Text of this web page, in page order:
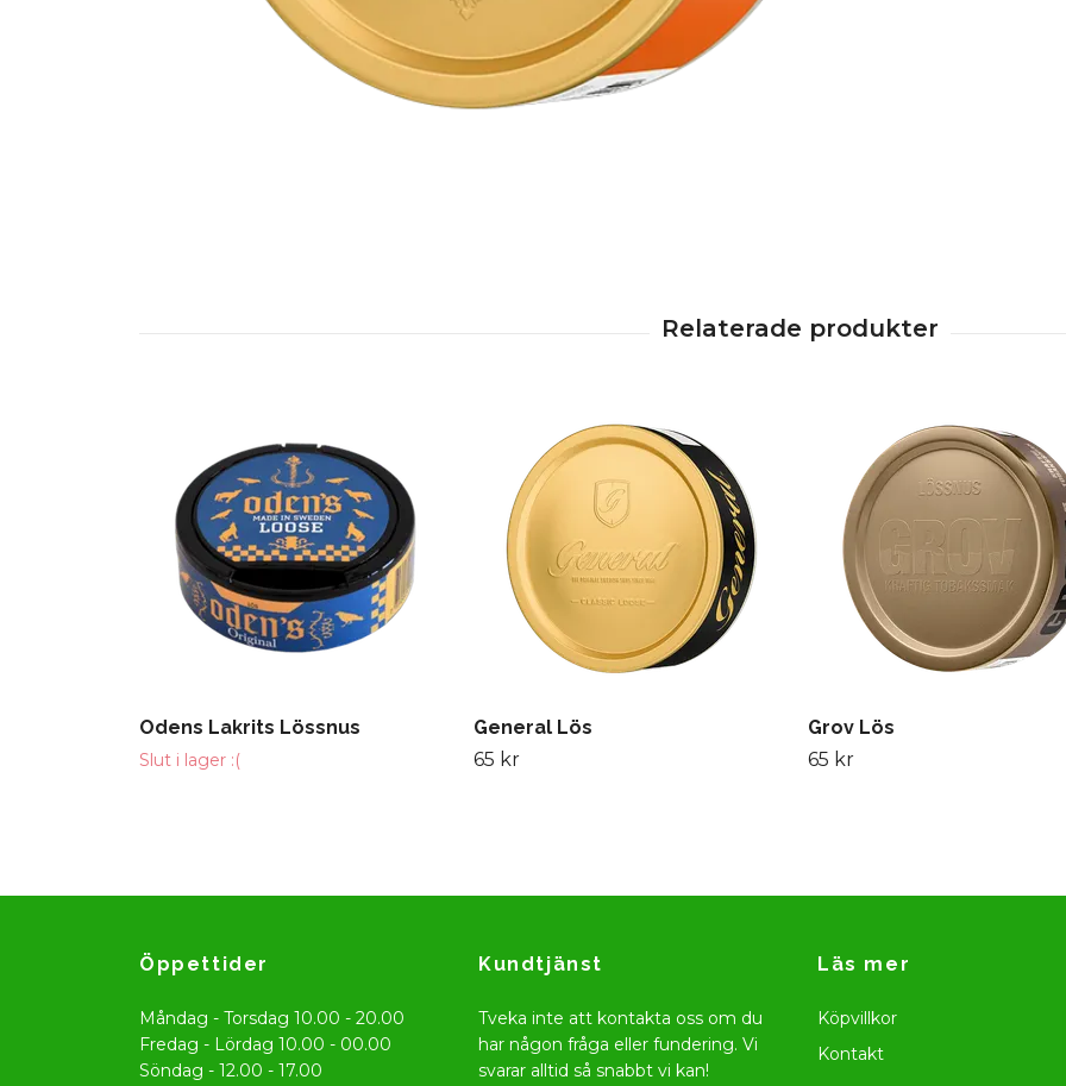
Odens Lakrits Lössnus
Slut i lager :(
General Lös
65 kr
Grov Lös
65 kr
Öppettider
Måndag - Torsdag 10.00 - 20.00
Fredag - Lördag 10.00 - 00.00
Söndag - 12.00 - 17.00
Kundtjänst
Tveka inte att kontakta oss om du
har någon fråga eller fundering. Vi
svarar alltid så snabbt vi kan!
Läs mer
Köpvillkor
Kontakt